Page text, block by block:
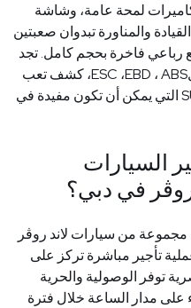
لمحة عامة، وشاشة
والمناورة تبدوان صعبتين
رباعي فاخرة بحجم كامل. تجد
ABS، EBD، ESC، كشف تعب
التي يمكن أن تكون مفيدة في
السيارات
روڤر في دبي؟
مجموعة من سيارات لاند روڤر
تأجير مباشرة تركز على
توفر الوصولية والحرية
على مدار الساعة خلال فترة